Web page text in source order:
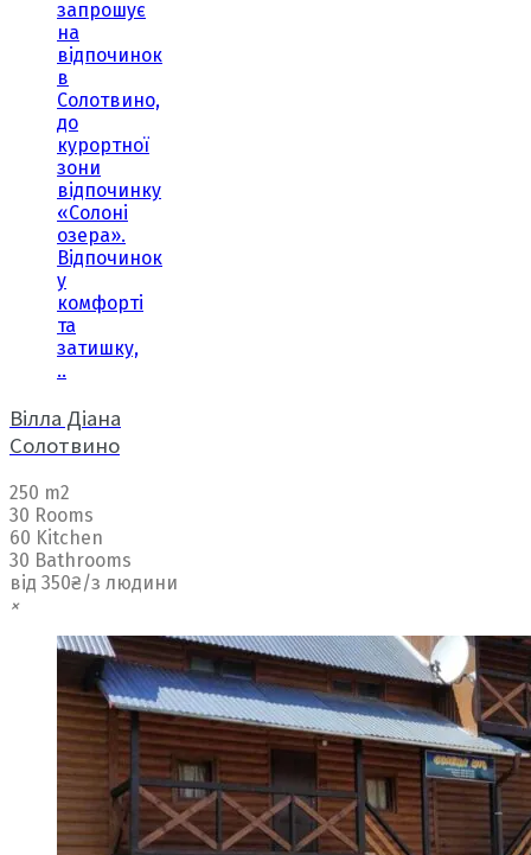
запрошує
на
відпочинок
в
Солотвино,
до
курортної
зони
відпочинку
«Солоні
озера».
Відпочинок
у
комфорті
та
затишку,
..
Вілла Діана
Солотвино
250 m2
30 Rooms
60 Kitchen
30 Bathrooms
від 350₴/з людини
×